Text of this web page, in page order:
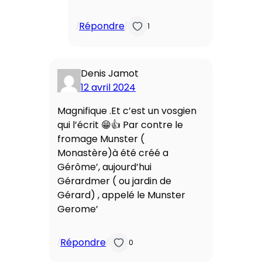
/Répondre/ 1
Denis Jamot
12 avril 2024
Magnifique .Et c’est un vosgien
qui l’écrit 😁👍 Par contre le
fromage Munster (
Monastère)à été créé a
Gérôme’, aujourd’hui
Gérardmer ( ou jardin de
Gérard) , appelé le Munster
Gerome’
/Répondre/ 0